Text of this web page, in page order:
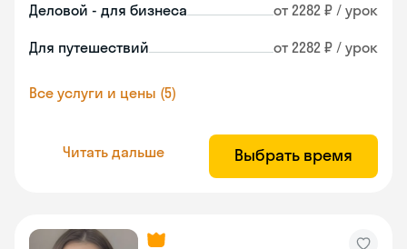
Деловой - для бизнеса от 2282 ₽ / урок
Для путешествий от 2282 ₽ / урок
Все услуги и цены (5)
Читать дальше Выбрать время